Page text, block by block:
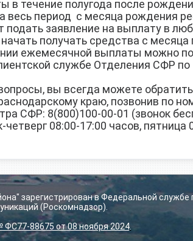
в течение полугода после
весь период с месяца рождения
подать заявление на выплату в
получать средства с месяца
ежемесячной выплаты можно
службе Отделения СФР
вы всегда можете
краю, позвонив по
СФР: 8(800)100-00-01 (звонок
08:00-17:00 часов, пятница
зарегистрирован в Федеральной
(Роскомнадзор).
88675 от 08 ноября 2024.